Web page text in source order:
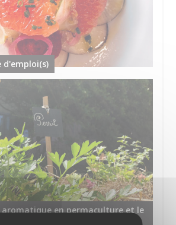
d'emploi(s)
en permaculture et le